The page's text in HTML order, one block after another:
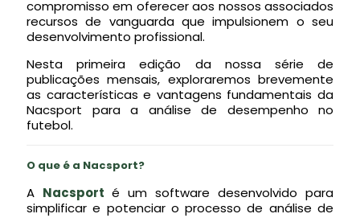
compromisso em oferecer aos nossos associados
recursos de vanguarda que impulsionem o seu
desenvolvimento profissional.
Nesta primeira edição da nossa série de
publicações mensais, exploraremos brevemente
as características e vantagens fundamentais da
Nacsport para a análise de desempenho no
futebol.
O que é a Nacsport?
A Nacsport é um software desenvolvido para
simplificar e potenciar o processo de análise de